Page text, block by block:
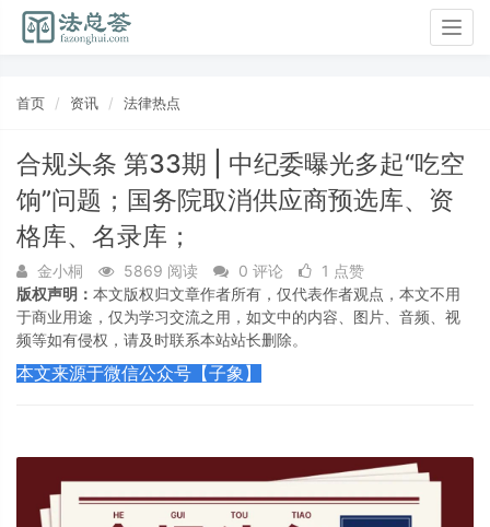
首页 资讯 法律热点
合规头条 第33期 | 中纪委曝光多起“吃空
饷”问题；国务院取消供应商预选库、资
格库、名录库；
金小桐 5869 阅读 0 评论 1 点赞
版权声明： 本文版权归文章作者所有，仅代表作者观点，本文不用
于商业用途，仅为学习交流之用，如文中的内容、图片、音频、视
频等如有侵权，请及时联系本站站长删除。
本文来源于微信公众号【子象】